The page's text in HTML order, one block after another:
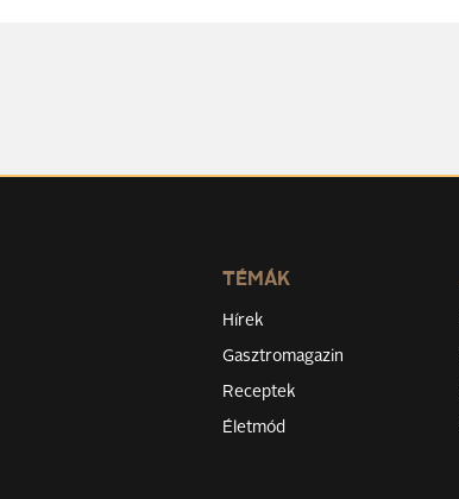
TÉMÁK
Hírek
Gasztromagazin
Receptek
Életmód